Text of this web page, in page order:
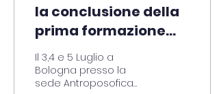
la conclusione della
prima formazione
interdisciplinare in
italia per le
artiterapie
Il 3,4 e 5 Luglio a
Bologna presso la
sede Antroposofica